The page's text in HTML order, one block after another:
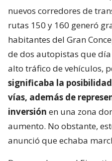
nuevos corredores de
rutas 150 y 160 generó
habitantes del Gran
de dos autopistas que
alto tráfico de vehículos,
significaba la
vías, además de
inversión en una zona
aumento. No obstante,
anunció que echaba